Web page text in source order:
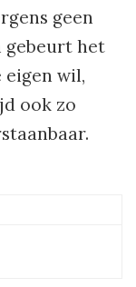
geen
gebeurt het
eigen wil,
ook zo